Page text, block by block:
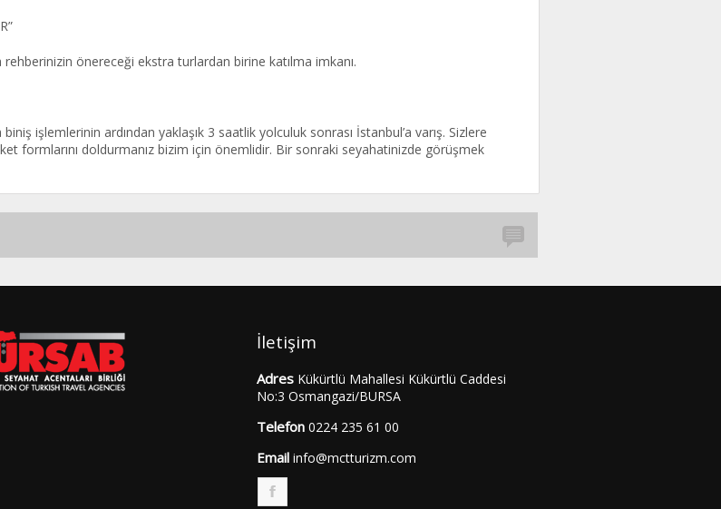
önereceği ekstra turlardan birine katılma imkanı.
işlemlerinin ardından yaklaşık 3 saatlik yolculuk sonrası İstanbul’a varış. Sizlere
formlarını doldurmanız bizim için önemlidir. Bir sonraki seyahatinizde görüşmek
İletişim
Adres Kükürtlü Mahallesi Kükürtlü Caddesi
No:3 Osmangazi/BURSA
Telefon 0224 235 61 00
Email info@mctturizm.com
F